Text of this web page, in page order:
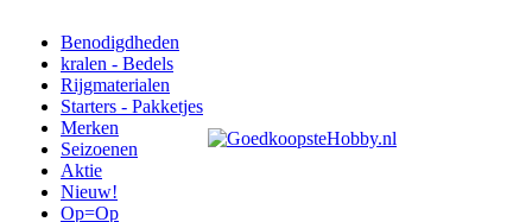
Benodigdheden
kralen - Bedels
Rijgmaterialen
Starters - Pakketjes
Merken
Seizoenen
Aktie
Nieuw!
Op=Op